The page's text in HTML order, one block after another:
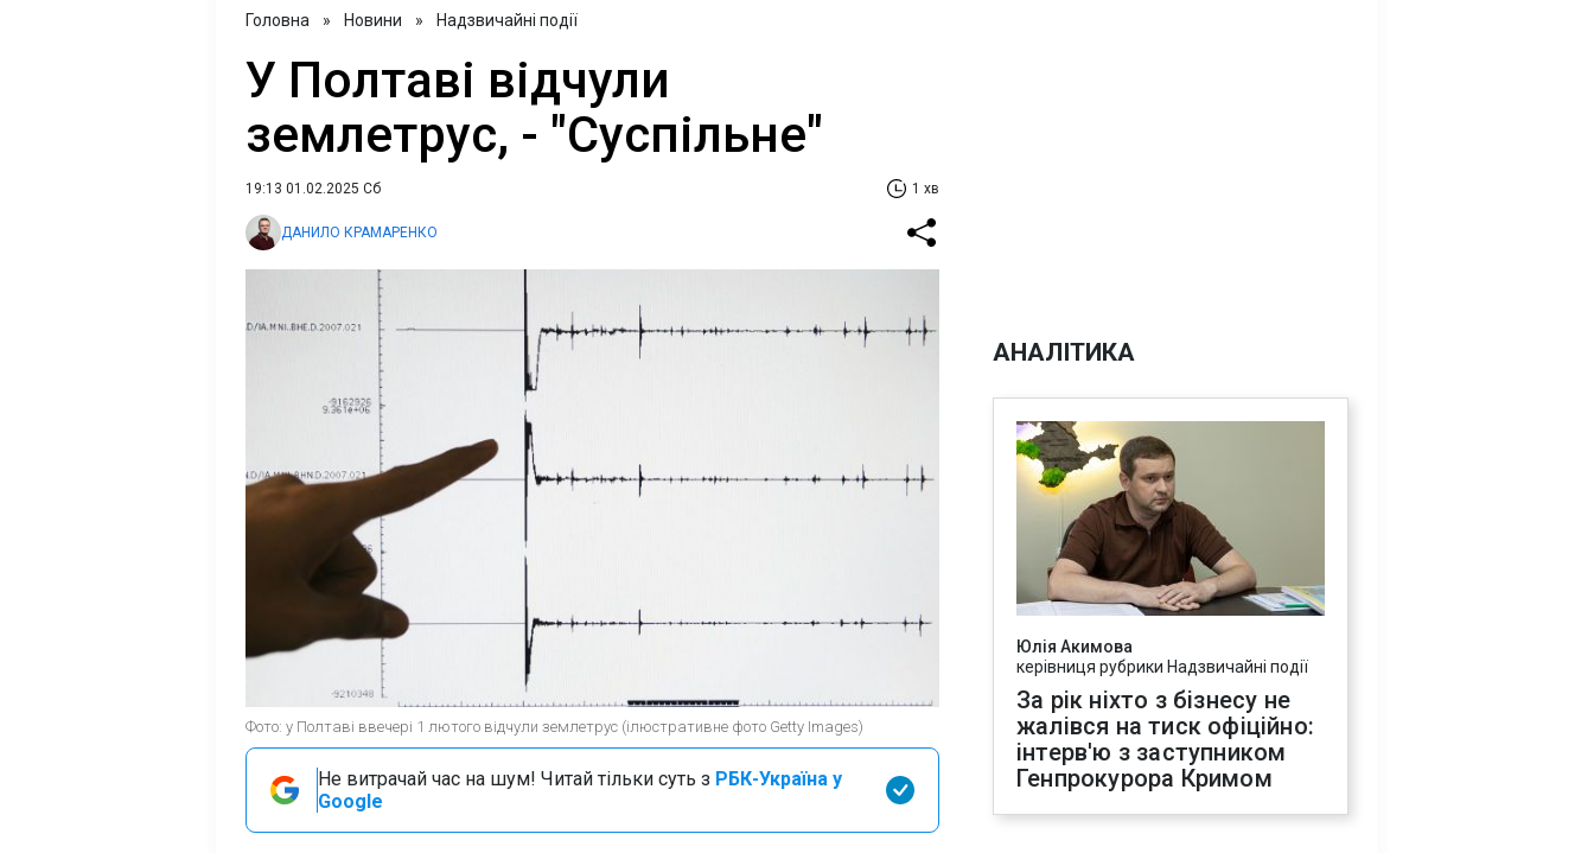
Головна » Новини » Надзвичайні події
У Полтаві відчули
землетрус, - "Суспільне"
19:13 01.02.2025 Сб 1 хв
ДАНИЛО КРАМАРЕНКО
Фото: у Полтаві ввечері 1 лютого відчули землетрус (ілюстративне фото Getty Images)
Не витрачай час на шум! Читай тільки суть з РБК-Україна у
Google
АНАЛІТИКА
Юлія Акимова
керівниця рубрики Надзвичайні події
За рік ніхто з бізнесу не
жалівся на тиск офіційно:
інтерв'ю з заступником
Генпрокурора Кримом